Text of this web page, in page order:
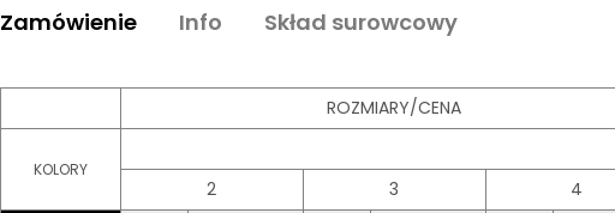
Zamówienie Info Skład surowcowy
KOLORY
ROZMIARY/CENA
2 3 4